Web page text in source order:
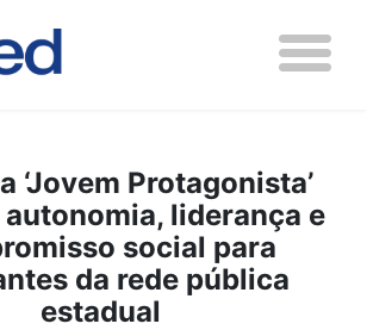
‘Jovem Protagonista’
liderança e
social para
da rede pública
estadual